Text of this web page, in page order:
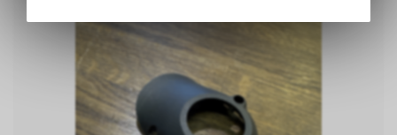
Verwendung des Warenkorbs,
zu ermöglichen. Bitte beachten
Sie, dass die gespeicherten
Daten keinerlei Rückschlüsse
auf Ihre persönlichen
Informationen zulassen.